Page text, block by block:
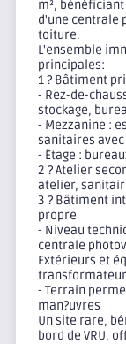
m²,
d'une centrale
toiture.
L'ensemble
principales:
1 ? Bâtiment
- Rez-de-
stockage,
- Mezzanine :
sanitaires avec
- Étage :
2 ? Atelier
atelier,
3 ? Bâtiment
propre
- Niveau
centrale
Extérieurs et
transformateur
- Terrain
man?uvres
Un site rare,
bord de VRU,